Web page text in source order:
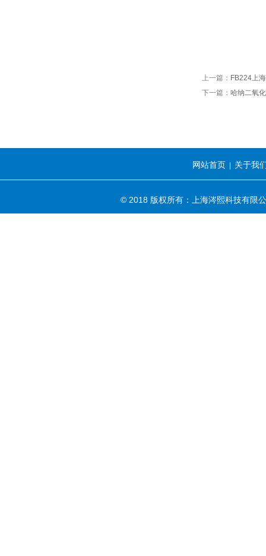
上一篇： FB224上
下一篇： 哈纳二氧
网站首页 关于我
© 2018 版权所有：上海涔熙科技有限